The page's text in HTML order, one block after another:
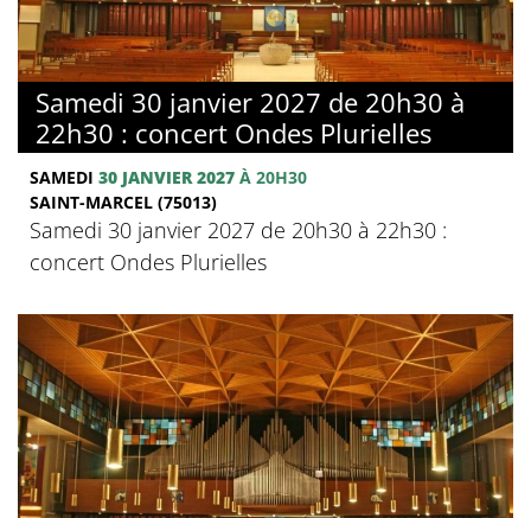
Samedi 30 janvier 2027 de 20h30 à
22h30 : concert Ondes Plurielles
SAMEDI 30 JANVIER 2027 À 20H30
SAINT-MARCEL (75013)
Samedi 30 janvier 2027 de 20h30 à 22h30 :
concert Ondes Plurielles